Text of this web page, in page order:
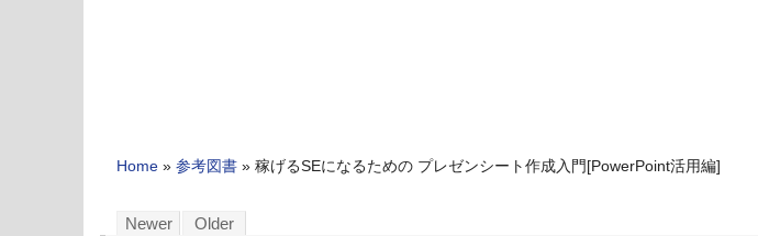
Home » 参考図書 » 稼げるSEになるための プレゼンシート作成入門[PowerPoint活用編]
Newer Older